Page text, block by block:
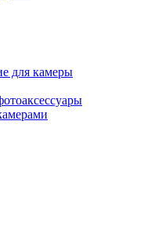
для камеры